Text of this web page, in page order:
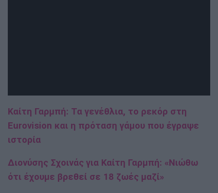
Καίτη Γαρμπή: Τα γενέθλια, το ρεκόρ στη
Eurovision και η πρόταση γάμου που έγραψε
ιστορία
Διονύσης Σχοινάς για Καίτη Γαρμπή: «Νιώθω
ότι έχουμε βρεθεί σε 18 ζωές μαζί»